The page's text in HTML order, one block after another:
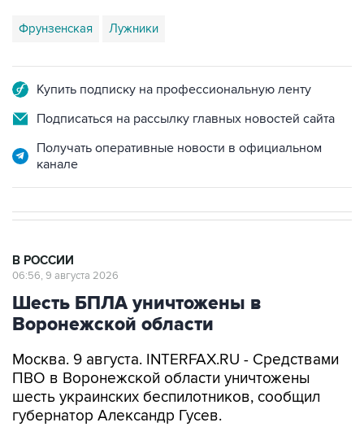
Фрунзенская Лужники
Купить подписку на профессиональную ленту
Подписаться на рассылку главных новостей сайта
Получать оперативные новости в официальном
канале
В РОССИИ
06:56, 9 августа 2026
Шесть БПЛА уничтожены в
Воронежской области
Москва. 9 августа. INTERFAX.RU - Средствами
ПВО в Воронежской области уничтожены
шесть украинских беспилотников, сообщил
губернатор Александр Гусев.